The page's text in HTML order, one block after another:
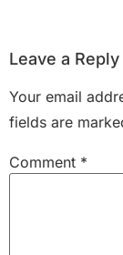
Leave a Reply
Your email
fields are
Comment *